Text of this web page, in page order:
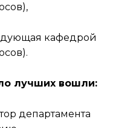
кафедрой
лучших вошли:
департамента